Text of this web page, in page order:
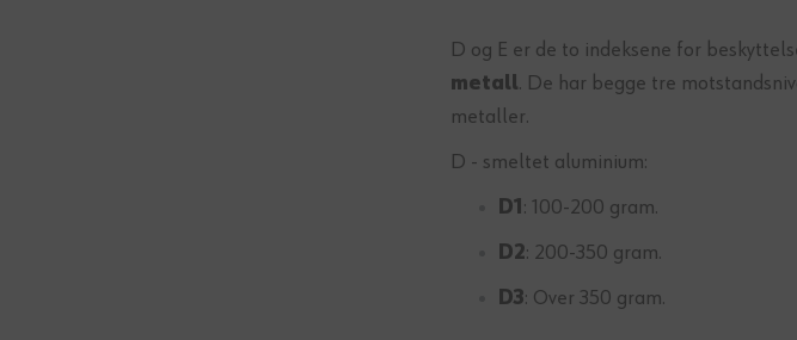
D og E er de to indeksene for
metall. De har begge tre
metaller.
D - smeltet aluminium:
D1 : 100-200 gram.
D2: 200-350 gram.
D3: Over 350 gram.